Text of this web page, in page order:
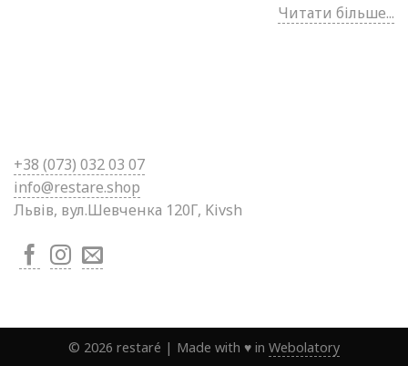
Читати більше...
+38 (073) 032 03 07
info@restare.shop
Львів, вул.Шевченка 120Г, Kivsh
© 2026 restaré | Made with ♥ in Webolatory